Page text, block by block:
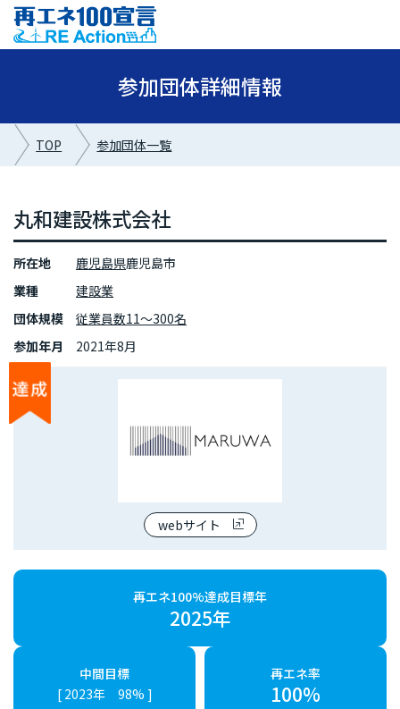
参加団体詳細情報
TOP 参加団体一覧
丸和建設株式会社
所在地 鹿児島県鹿児島市
業種
建設業
団体規模
従業員数11～300名
参加年月
2021年8月
webサイト
再エネ100%達成目標年
2025年
中間目標
[ 2023年 98% ]
再エネ率
100%